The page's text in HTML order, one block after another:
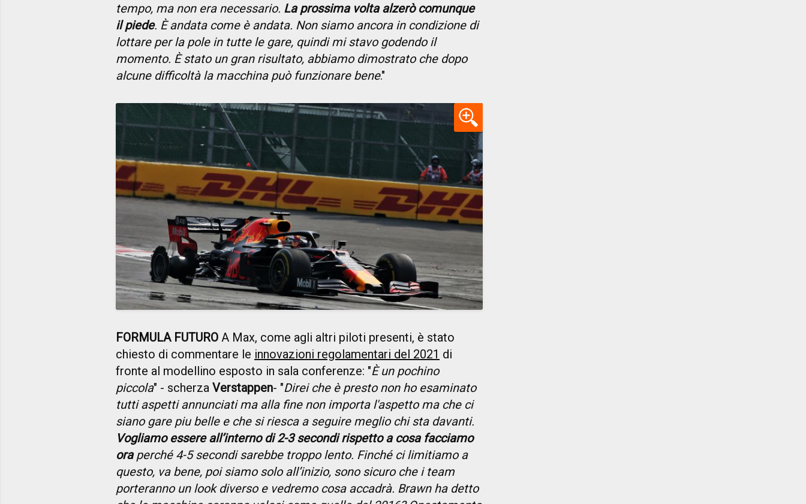
tempo, ma non era necessario. La prossima volta alzerò comunque
il piede. È andata come è andata. Non siamo ancora in condizione di
lottare per la pole in tutte le gare, quindi mi stavo godendo il
momento. È stato un gran risultato, abbiamo dimostrato che dopo
alcune difficoltà la macchina può funzionare bene."
FORMULA FUTURO A Max, come agli altri piloti presenti, è stato
chiesto di commentare le innovazioni regolamentari del 2021 di
fronte al modellino esposto in sala conferenze: "È un pochino
piccola" - scherza Verstappen- "Direi che è presto non ho esaminato
tutti aspetti annunciati ma alla fine non importa l'aspetto ma che ci
siano gare piu belle e che si riesca a seguire meglio chi sta davanti.
Vogliamo essere all’interno di 2-3 secondi rispetto a cosa facciamo
oraperché 4-5 secondi sarebbe troppo lento. Finché ci limitiamo a
questo, va bene, poi siamo solo all’inizio, sono sicuro che i team
porteranno un look diverso e vedremo cosa accadrà. Brawn ha detto